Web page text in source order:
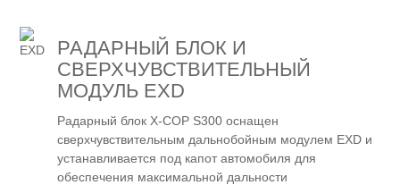
РАДАРНЫЙ БЛОК И
СВЕРХЧУВСТВИТЕЛЬНЫЙ
МОДУЛЬ EXD
Радарный блок Х-СОР S300 оснащен
сверхчувствительным дальнобойным модулем EXD и
устанавливается под капот автомобиля для
обеспечения максимальной дальности